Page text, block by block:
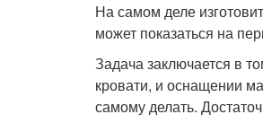
На самом деле
может показаться на
Задача заключается в
кровати, и оснащении
самому делать.